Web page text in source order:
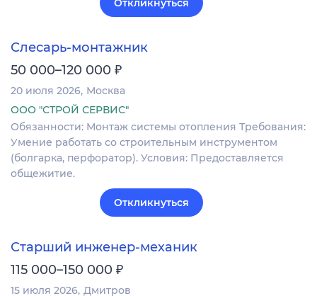
Откликнуться
Слесарь-монтажник
50 000–120 000 ₽
20 июля 2026 Москва
ООО "СТРОЙ СЕРВИС"
Обязанности: Монтаж системы отопления Требования:
Умение работать со строительным инструментом
(болгарка, перфоратор). Условия: Предоставляется
общежитие.
Откликнуться
Старший инженер-механик
115 000–150 000 ₽
15 июля 2026 Дмитров